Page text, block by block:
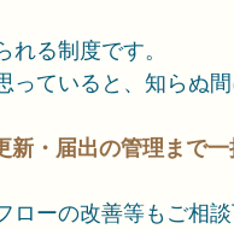
れる制度です。
っていると、知らぬ
新・届出の管理まで
ローの改善等もご相